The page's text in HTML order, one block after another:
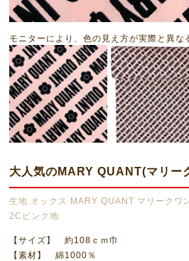
モニターにより、色の見え方が実際と異な
大人気のMARY QUANT(マリー
生地 オックス MARY QUANT マリークワ
2Cピンク地
【サイズ】 約108ｃｍ巾
【素材】 綿1000％